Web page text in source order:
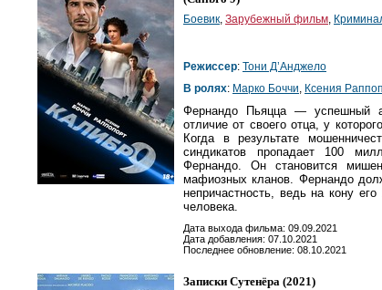
Боевик Зарубежный фильм
Режиссер: Тони Д’Анджело
В ролях: Марко Боччи Ксения
Фернандо Пьяцца — успешный
отличие от своего отца, у
Когда в результате
синдикатов пропадает 100
Фернандо. Он становится
мафиозных кланов. Фернандо
непричастность, ведь на кону
человека.
Дата выхода фильма: 09.09.2021
Дата добавления: 07.10.2021
Последнее обновление: 08.10.2021
Записки Сутенёра (2021)